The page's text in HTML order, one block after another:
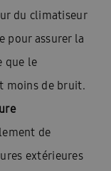
du climatiseur
pour assurer la
que le
moins de bruit.
de
extérieures